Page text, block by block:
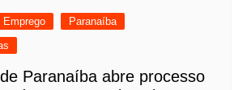
Emprego
Paranaíba
Paranaíba abre processo